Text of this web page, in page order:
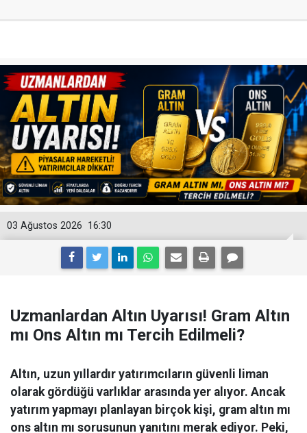
16:30
03 Ağustos 2026
Uzmanlardan Altın Uyarısı! Gram Altın
mı Ons Altın mı Tercih Edilmeli?
Altın, uzun yıllardır yatırımcıların güvenli liman
olarak gördüğü varlıklar arasında yer alıyor. Ancak
yatırım yapmayı planlayan birçok kişi, gram altın mı
ons altın mı sorusunun yanıtını merak ediyor. Peki,